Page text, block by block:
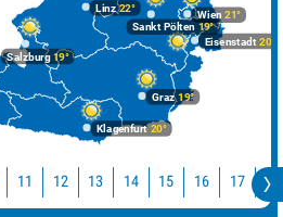
Graz19°
Klagenfurt 20°
Linz22°
Salzburg19°
Wien 21°
Eisenstadt 20°
Sankt Pölten19°
11 12 13 14 15 16 17 18